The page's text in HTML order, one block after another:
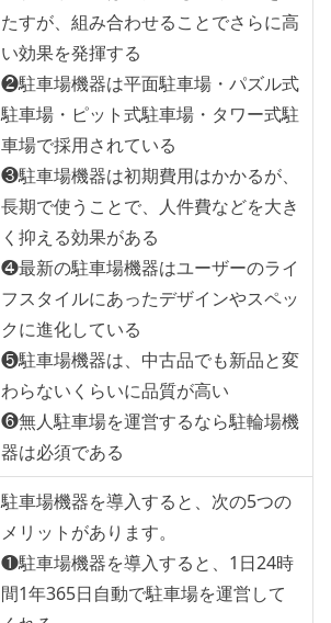
たすが、組み合わせることでさらに高
い効果を発揮する
❷駐車場機器は平面駐車場・パズル式
駐車場・ピット式駐車場・タワー式駐
車場で採用されている
❸駐車場機器は初期費用はかかるが、
長期で使うことで、人件費などを大き
く抑える効果がある
❹最新の駐車場機器はユーザーのライ
フスタイルにあったデザインやスペッ
クに進化している
❺駐車場機器は、中古品でも新品と変
わらないくらいに品質が高い
❻無人駐車場を運営するなら駐輪場機
器は必須である
駐車場機器を導入すると、次の5つの
メリットがあります。
❶駐車場機器を導入すると、1日24時
間1年365日自動で駐車場を運営して